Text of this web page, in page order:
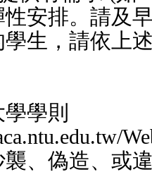
安排。請及
生，請依上
學則
、偽造、或